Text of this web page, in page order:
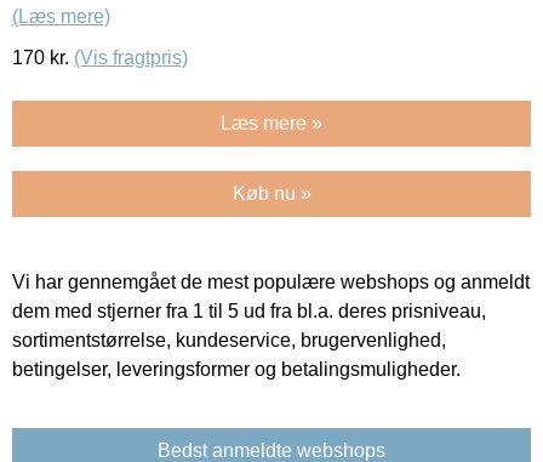
(Læs mere)
170 kr. (Vis fragtpris)
Læs mere »
Køb nu »
Vi har gennemgået de mest populære webshops og anmeldt
dem med stjerner fra 1 til 5 ud fra bl.a. deres prisniveau,
sortimentstørrelse, kundeservice, brugervenlighed,
betingelser, leveringsformer og betalingsmuligheder.
Bedst anmeldte webshops